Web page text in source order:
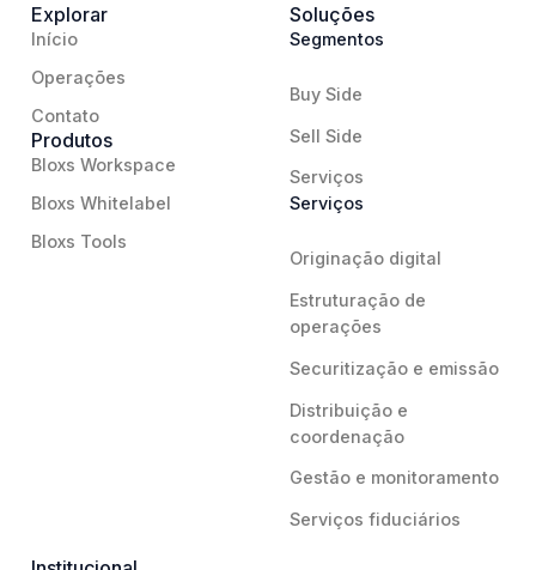
Explorar
Início
Operações
Contato
Produtos
Bloxs Workspace
Bloxs Whitelabel
Bloxs Tools
Soluções
Segmentos
Buy Side
Sell Side
Serviços
Serviços
Originação digital
Estruturação de
operações
Securitização e emissão
Distribuição e
coordenação
Gestão e monitoramento
Serviços fiduciários